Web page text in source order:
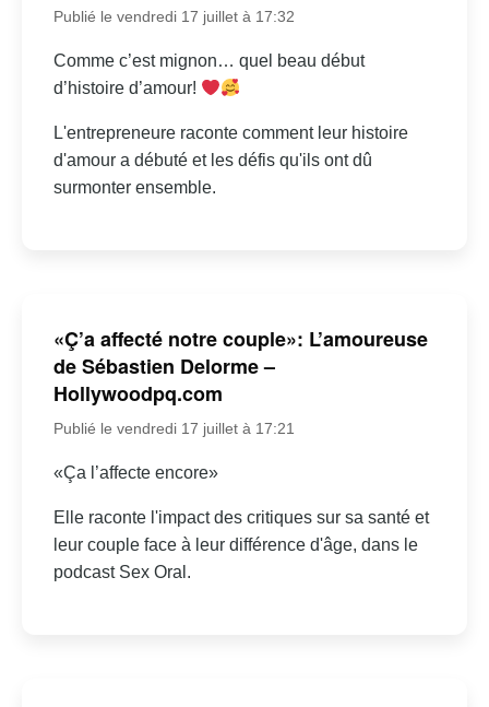
Publié le vendredi 17 juillet à 17:32
Comme c’est mignon… quel beau début
d’histoire d’amour!
L'entrepreneure raconte comment leur histoire
d'amour a débuté et les défis qu'ils ont dû
surmonter ensemble.
«Ç’a affecté notre couple»: L’amoureuse
de Sébastien Delorme –
Hollywoodpq.com
Publié le vendredi 17 juillet à 17:21
«Ça l’affecte encore»
Elle raconte l'impact des critiques sur sa santé et
leur couple face à leur différence d'âge, dans le
podcast Sex Oral.